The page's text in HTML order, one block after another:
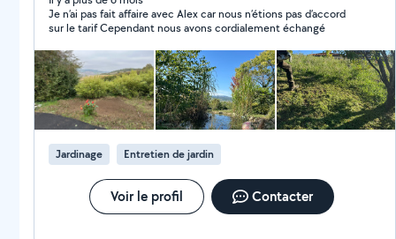
Je n’ai pas fait affaire avec Alex car nous n’étions pas d’accord
sur le tarif Cependant nous avons cordialement échangé
Jardinage Entretien de jardin
Voir le profil Contacter